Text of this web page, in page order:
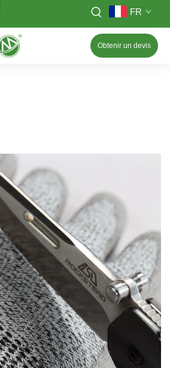
FR
Obtenir un devis